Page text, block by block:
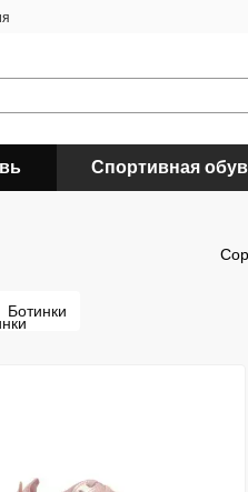
Спортивная
Ботинки